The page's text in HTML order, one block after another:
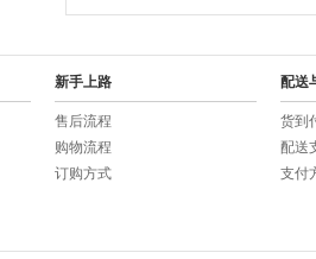
新手上路
售后流程
购物流程
订购方式
配送
货到
配送
支付